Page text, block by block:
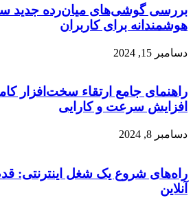
بررسی گوشی‌های میان‌رده جدید
هوشمندانه برای کاربران
دسامبر 15, 2024
راهنمای جامع ارتقاء سخت‌افزار
افزایش سرعت و کارایی
دسامبر 8, 2024
راه‌های شروع یک شغل اینترنتی:
آنلاین